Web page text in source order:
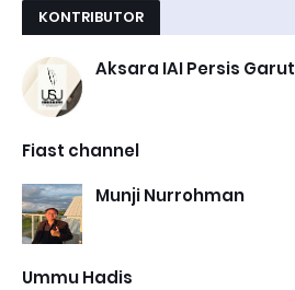
KONTRIBUTOR
Aksara IAI Persis Garut
Fiast channel
Munji Nurrohman
Ummu Hadis